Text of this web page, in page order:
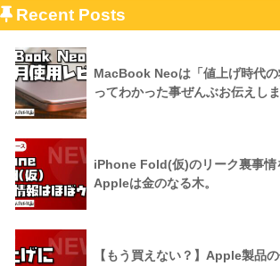
Recent Posts
MacBook Neoは「値上げ時代
ってわかった事ぜんぶお伝えし
iPhone Fold(仮)のリーク裏事情
Appleは金のなる木。
【もう買えない？】Apple製品